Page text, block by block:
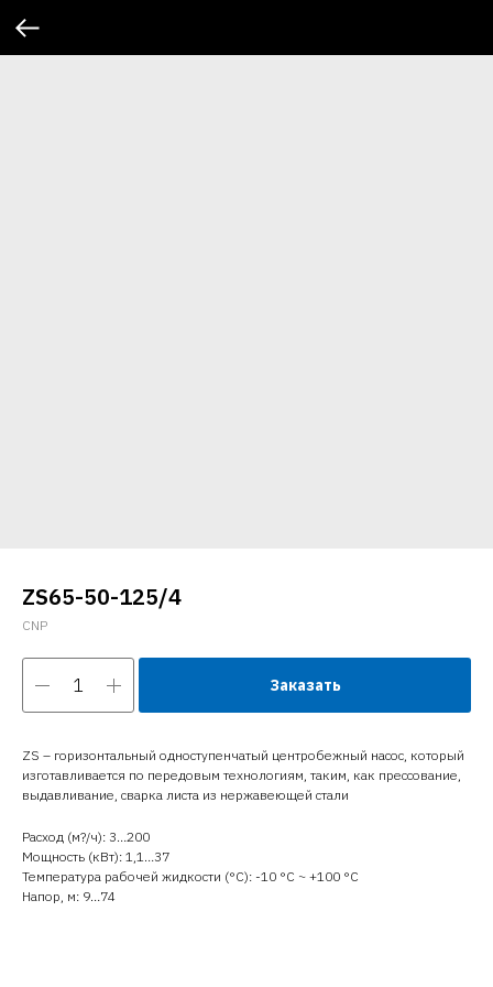
ZS65-50-125/4
CNP
Заказать
ZS – горизонтальный одноступенчатый центробежный насос, который
изготавливается по передовым технологиям, таким, как прессование,
выдавливание, сварка листа из нержавеющей стали
Расход (м?/ч): 3…200
Мощность (кВт): 1,1…37
Температура рабочей жидкости (°C): -10 °С ~ +100 °С
Напор, м: 9…74